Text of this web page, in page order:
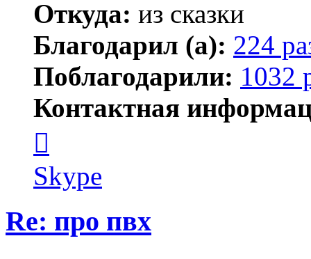
Откуда: из сказки
Благодарил (а): 224
Поблагодарили: 1032
Контактная
пользователя
Kirilliq
Skype
Re: про пвх